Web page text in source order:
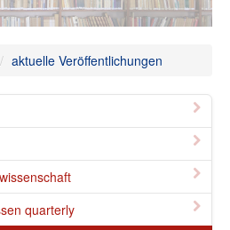
Awards
/ aktuelle Veröffentlichungen
quarterly